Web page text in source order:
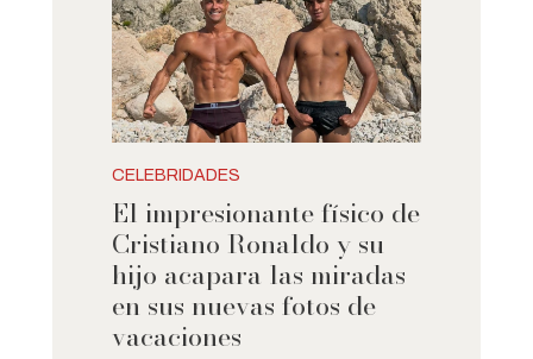
CELEBRIDADES
El impresionante físico de
Cristiano Ronaldo y su
hijo acapara las miradas
en sus nuevas fotos de
vacaciones